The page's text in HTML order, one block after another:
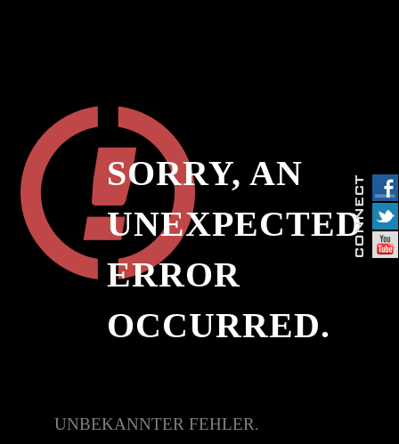
SORRY, AN
UNEXPECTED
ERROR
OCCURRED.
UNBEKANNTER FEHLER.